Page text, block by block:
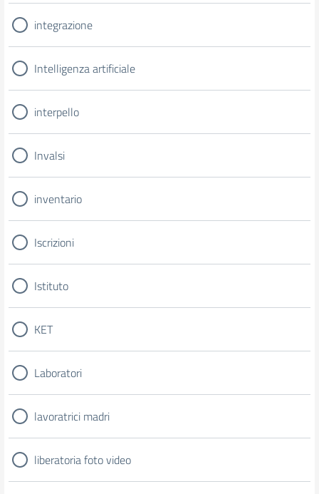
integrazione
Intelligenza artificiale
interpello
Invalsi
inventario
Iscrizioni
Istituto
KET
Laboratori
lavoratrici madri
liberatoria foto video